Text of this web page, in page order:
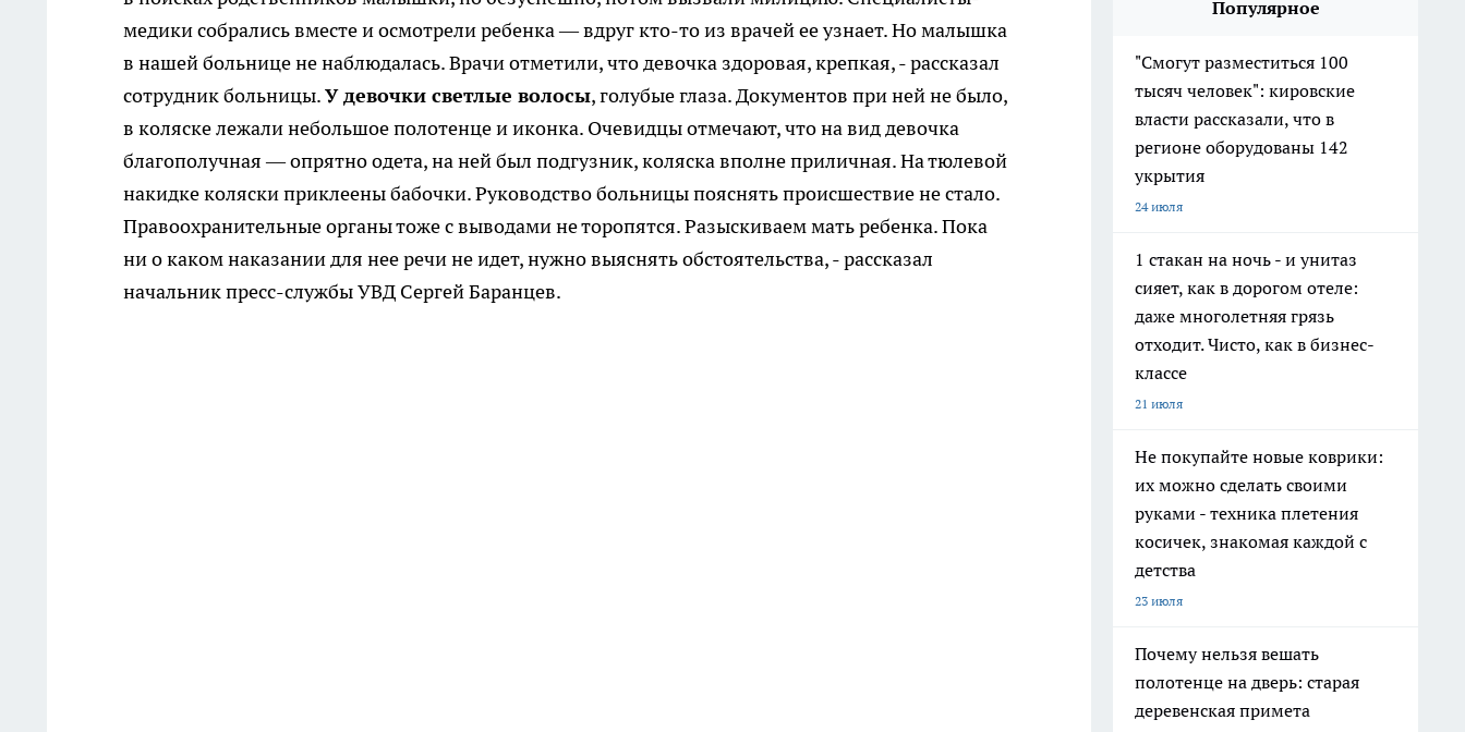
медики собрались вместе и осмотрели ребенка — вдруг кто-то из врачей ее узнает. Но малышка
в нашей больнице не наблюдалась. Врачи отметили, что девочка здоровая, крепкая, - рассказал
сотрудник больницы.У девочки светлые волосы, голубые глаза. Документов при ней не было,
в коляске лежали небольшое полотенце и иконка. Очевидцы отмечают, что на вид девочка
благополучная — опрятно одета, на ней был подгузник, коляска вполне приличная. На тюлевой
накидке коляски приклеены бабочки. Руководство больницы пояснять происшествие не стало.
Правоохранительные органы тоже с выводами не торопятся. Разыскиваем мать ребенка. Пока
ни о каком наказании для нее речи не идет, нужно выяснять обстоятельства, - рассказал
начальник пресс-службы УВД Сергей Баранцев.
Популярное
"Смогут разместиться 100
тысяч человек": кировские
власти рассказали, что в
регионе оборудованы 142
укрытия
24 июля
1 стакан на ночь - и унитаз
сияет, как в дорогом отеле:
даже многолетняя грязь
отходит. Чисто, как в бизнес-
классе
21 июля
Не покупайте новые коврики:
их можно сделать своими
руками - техника плетения
косичек, знакомая каждой с
детства
23 июля
Почему нельзя вешать
полотенце на дверь: старая
деревенская примета